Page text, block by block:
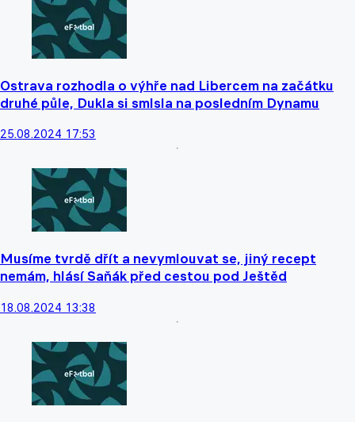
Ostrava rozhodla o výhře nad Libercem na začátku
druhé půle, Dukla si smlsla na posledním Dynamu
25.08.2024 17:53
Musíme tvrdě dřít a nevymlouvat se, jiný recept
nemám, hlásí Saňák před cestou pod Ještěd
18.08.2024 13:38